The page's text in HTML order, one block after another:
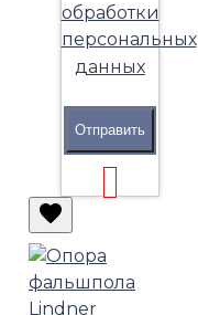
обработки
персональных
данных
Отправить